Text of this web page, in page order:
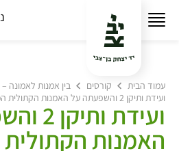
עמוד הבית קורסים
בין אמנות לאמונה
ועידת ותיקן 2 והשפעתה על האמנות הקתולית המודרנית
ועידת
האמנות